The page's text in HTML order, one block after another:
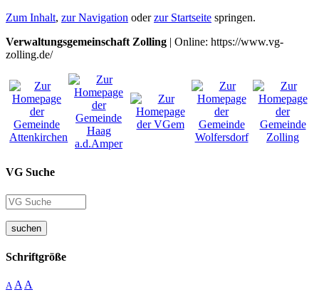
Zum Inhalt, zur Navigation oderzur Startseite springen.
Verwaltungsgemeinschaft Zolling | Online: https://www.vg-
zolling.de/
VG Suche
suchen
Schriftgröße
A A A